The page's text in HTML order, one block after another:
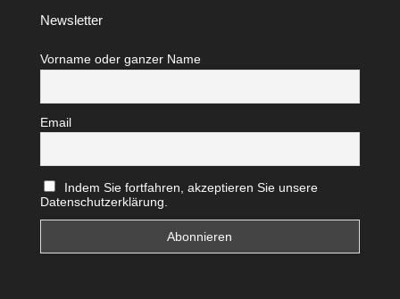
Newsletter
Vorname oder ganzer Name
Email
Indem Sie fortfahren, akzeptieren Sie unsere
Datenschutzerklärung.